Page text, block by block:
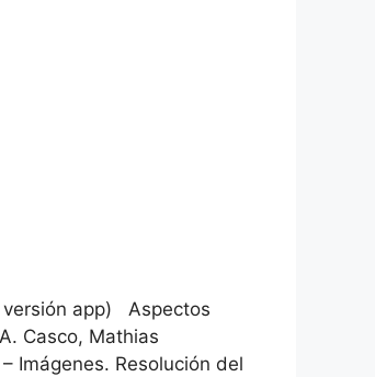
versión app) Aspectos
Casco, Mathias
Imágenes. Resolución del